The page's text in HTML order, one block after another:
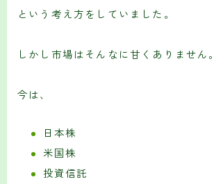
という考え方をしていました。
しかし市場はそんなに甘くありません。
今は、
日本株
米国株
投資信託